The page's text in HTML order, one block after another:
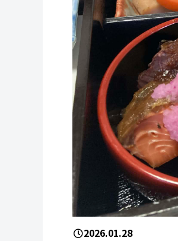
2026.01.28